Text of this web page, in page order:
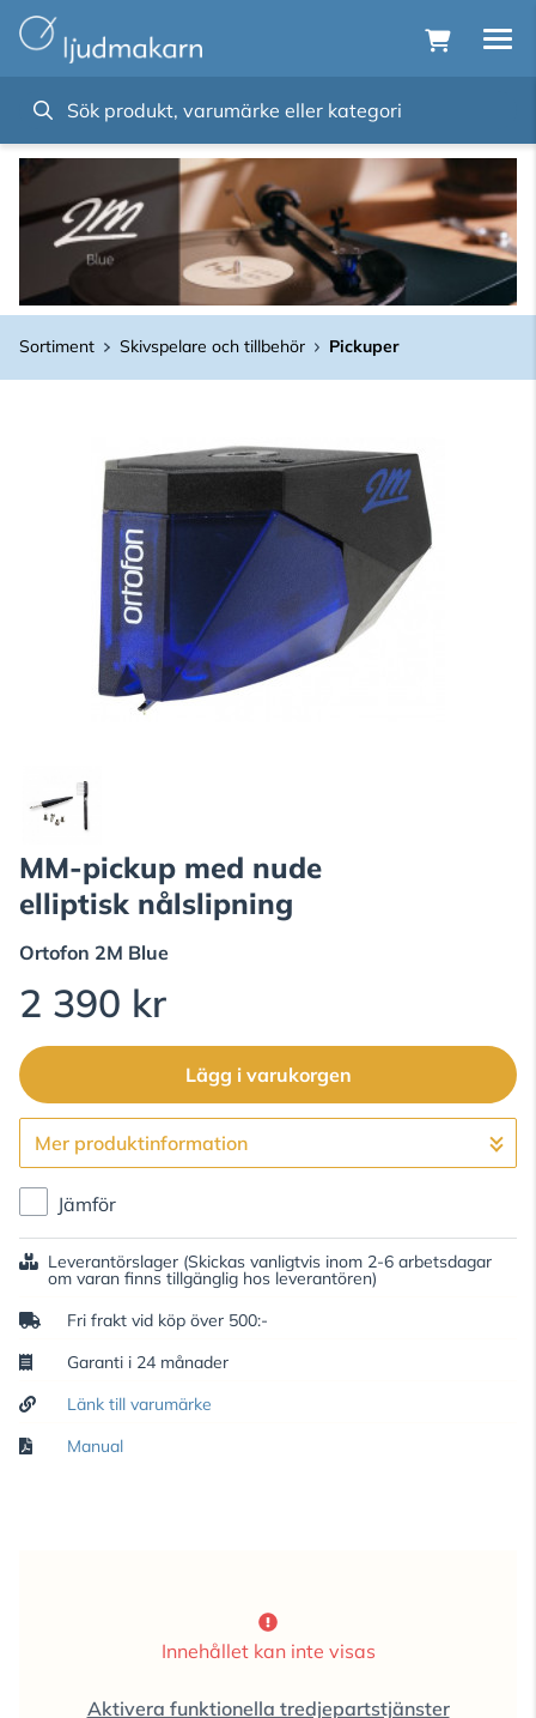
Sortiment Skivspelare och tillbehör Pickuper
MM-pickup med nude
elliptisk nålslipning
Ortofon 2M Blue
2 390 kr
Lägg i varukorgen
Gå till kassan
Mer produktinformation
Jämför
Leverantörslager (Skickas vanligtvis inom 2-6 arbetsdagar
om varan finns tillgänglig hos leverantören)
Fri frakt vid köp över 500:-
Garanti i 24 månader
Länk till varumärke
Manual
Innehållet kan inte visas
Aktivera funktionella tredjepartstjänster